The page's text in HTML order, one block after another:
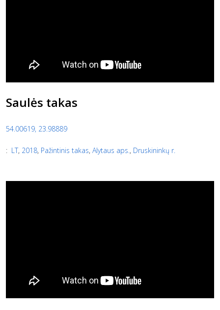
Saulės takas
54.00619, 23.98889
: LT, 2018, Pažintinis takas, Alytaus aps., Druskininkų r.